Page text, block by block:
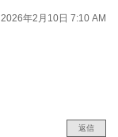
2026年2月10日 7:10 AM
返信